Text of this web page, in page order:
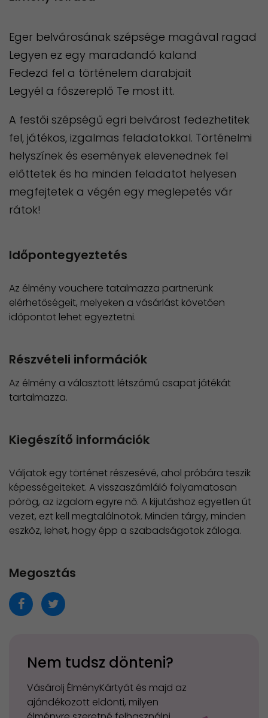
Eger belvárosának szépsége magával ragad
Legyen ez egy maradandó kaland
Fedezd fel a történelem darabjait
Legyél a főszereplő Te most itt.
A festői szépségű egri belvárost fedezhetitek
fel, játékos, izgalmas feladatokkal. Történelmi
helyszínek és események elevenednek fel
előttetek és ha minden feladatot helyesen
megfejtetek a végén egy meglepetés vár
rátok!
Időpontegyeztetés
Az élmény vouchere tatalmazza partnerünk
elérhetőségeit, melyeken a vásárlást követően
időpontot lehet egyeztetni.
Részvételi információk
Az élmény a választott létszámú csapat játékát
tartalmazza.
Kiegészítő információk
Váljatok egy történet részesévé, ahol próbára teszik
képességeiteket. A visszaszámláló folyamatosan
pörög, az izgalom egyre nő. A kijutáshoz egyetlen út
vezet, ezt kell megtalálnotok. Minden tárgy, minden
eszköz, lehet, hogy épp a szabadságotok záloga.
Megosztás
Nem tudsz dönteni?
Vásárolj ÉlményKártyát és majd az
ajándékozott eldönti, milyen